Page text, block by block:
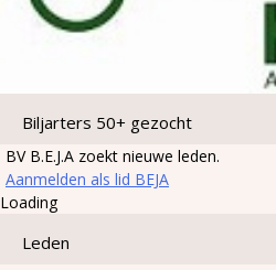
Biljarters 50+ gezocht
BV B.E.J.A zoekt nieuwe leden.
Aanmelden als lid BEJA
Loading
Leden